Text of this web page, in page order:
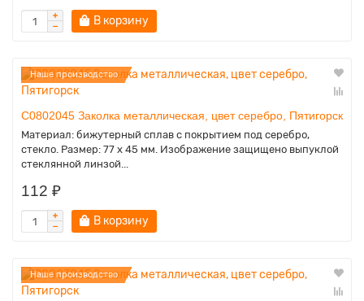
В корзину
Наше производство
C0802045 Заколка металлическая, цвет серебро, Пятигорск
Материал: бижутерный сплав с покрытием под серебро,
стекло. Размер: 77 x 45 мм. Изображение защищено выпуклой
стеклянной линзой...
112 ₽
В корзину
Наше производство